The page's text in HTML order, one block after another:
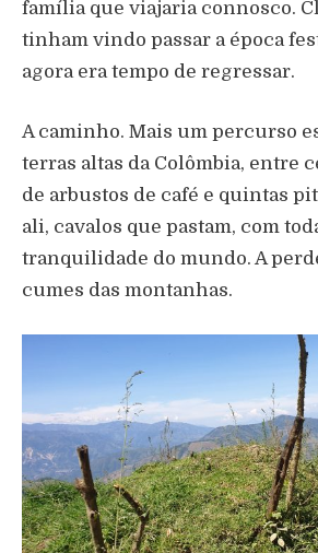
família que viajaria connosco.
tinham vindo passar a época
agora era tempo de regressar.
A caminho. Mais um percurso
terras altas da Colômbia, entre
de arbustos de café e quintas
ali, cavalos que pastam, com
tranquilidade do mundo. A
cumes das montanhas.